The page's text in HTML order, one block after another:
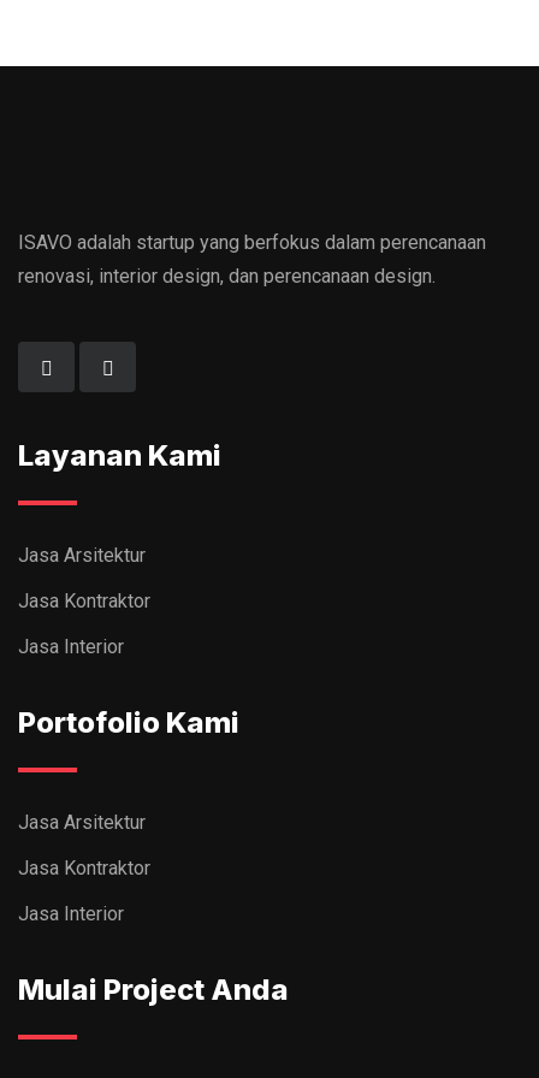
ISAVO adalah startup yang berfokus dalam perencanaan
renovasi, interior design, dan perencanaan design.
Layanan Kami
Jasa Arsitektur
Jasa Kontraktor
Jasa Interior
Portofolio Kami
Jasa Arsitektur
Jasa Kontraktor
Jasa Interior
Mulai Project Anda